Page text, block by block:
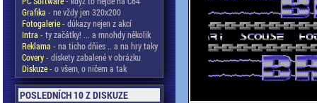
Grafika - ne vždy jen 320x200
Fotogalerie- důkazy nejen z akcí
Intra - ty začátky! ... a mnohdy několik
Reklama - na ticho dňies .. a na hry taky
Covery- diskety zabalené v obrázku
Diskuze- o všem, o ničem a tak
POSLEDNÍCH 10 Z DISKUZE